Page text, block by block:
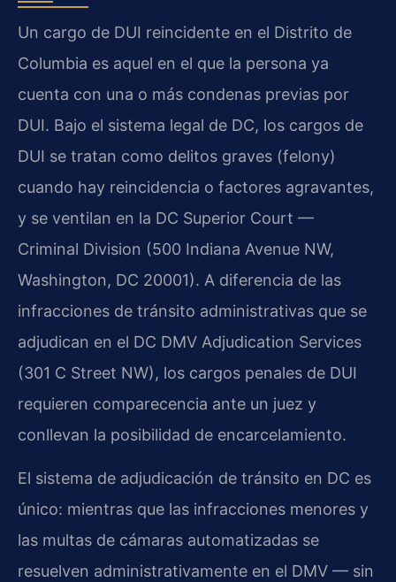
Un cargo de DUI reincidente en el Distrito de
Columbia es aquel en el que la persona ya
cuenta con una o más condenas previas por
DUI. Bajo el sistema legal de DC, los cargos de
DUI se tratan como delitos graves (felony)
cuando hay reincidencia o factores agravantes,
y se ventilan en la DC Superior Court —
Criminal Division (500 Indiana Avenue NW,
Washington, DC 20001). A diferencia de las
infracciones de tránsito administrativas que se
adjudican en el DC DMV Adjudication Services
(301 C Street NW), los cargos penales de DUI
requieren comparecencia ante un juez y
conllevan la posibilidad de encarcelamiento.
El sistema de adjudicación de tránsito en DC es
único: mientras que las infracciones menores y
las multas de cámaras automatizadas se
resuelven administrativamente en el DMV — sin